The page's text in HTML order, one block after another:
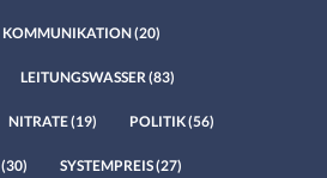
KOMMUNIKATION(20)
LEITUNGSWASSER(83)
NITRATE(19) POLITIK(56)
(30) SYSTEMPREIS(27)